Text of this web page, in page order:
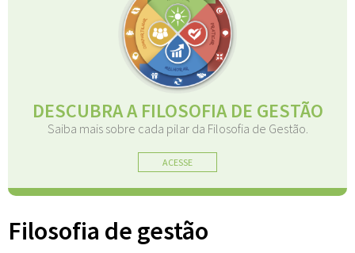
DESCUBRA AFILOSOFIA DE GESTÃO
Saiba mais sobre cada pilar da Filosofia de Gestão.
ACESSE
Filosofia de gestão